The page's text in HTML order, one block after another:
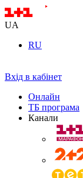
UA
RU
Вхід в кабінет
Онлайн
ТБ програма
Канали